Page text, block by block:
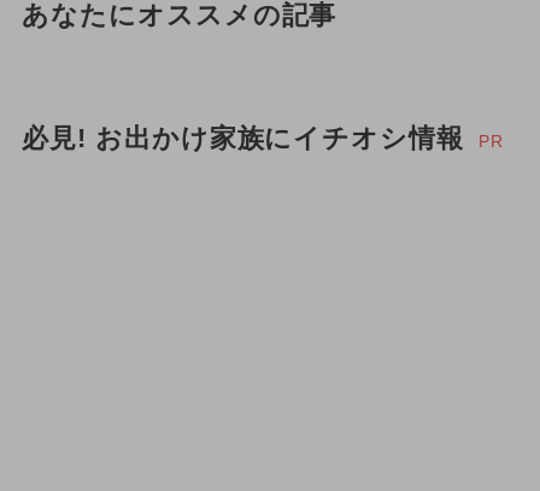
あなたにオススメの記事
必見! お出かけ家族にイチオシ情報 PR